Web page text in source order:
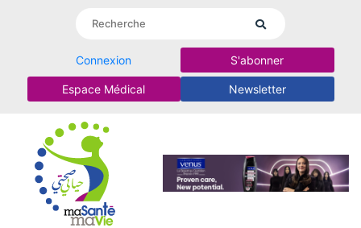
Connexion S'abonner
Espace Médical Newsletter